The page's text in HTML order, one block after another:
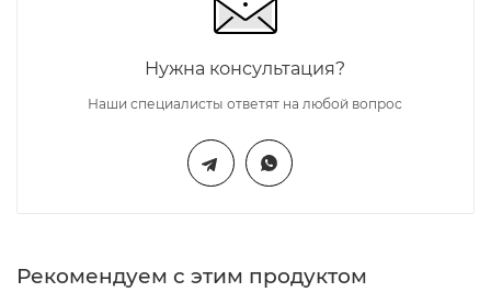
Нужна консультация?
Наши специалисты ответят на любой вопрос
Рекомендуем с этим продуктом